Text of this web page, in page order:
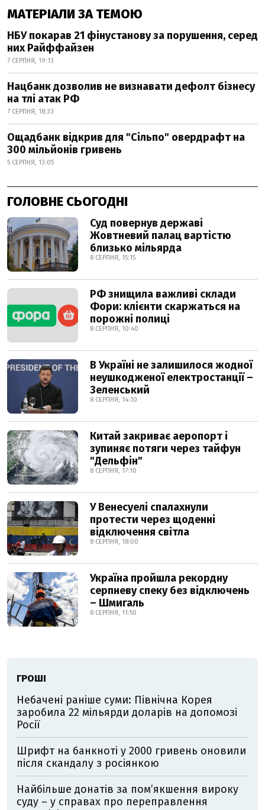
МАТЕРІАЛИ ЗА ТЕМОЮ
НБУ покарав 21 фінустанову за порушення, серед
них Райффайзен
7 СЕРПНЯ, 19:13
Нацбанк дозволив не визнавати дефолт бізнесу
на тлі атак РФ
7 СЕРПНЯ, 18:33
Ощадбанк відкрив для "Сільпо" овердрафт на
300 мільйонів гривень
5 СЕРПНЯ, 13:05
ГОЛОВНЕ СЬОГОДНІ
Суд повернув державі
Жовтневий палац вартістю
близько мільярда
8 СЕРПНЯ, 15:15
РФ знищила важливі склади
Фори: клієнти скаржаться на
порожні полиці
8 СЕРПНЯ, 10:40
В Україні не залишилося жодної
неушкодженої електростанції –
Зеленський
8 СЕРПНЯ, 14:10
Китай закриває аеропорт і
зупиняє потяги через тайфун
"Дельфін"
8 СЕРПНЯ, 17:10
У Венесуелі спалахнули
протести через щоденні
відключення світла
8 СЕРПНЯ, 18:00
Україна пройшла рекордну
серпневу спеку без відключень
– Шмигаль
8 СЕРПНЯ, 11:50
ГРОШІ
Небачені раніше суми: Північна Корея
заробила 22 мільярди доларів на допомозі
Росії
Шрифт на банкноті у 2000 гривень оновили
після скандалу з росіянкою
Найбільше донатів за пом’якшення вироку
суду – у справах про переправлення